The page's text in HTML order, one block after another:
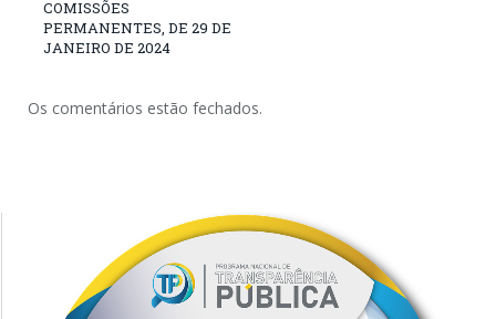
COMISSÕES
PERMANENTES, DE 29 DE
JANEIRO DE 2024
Os comentários estão fechados.